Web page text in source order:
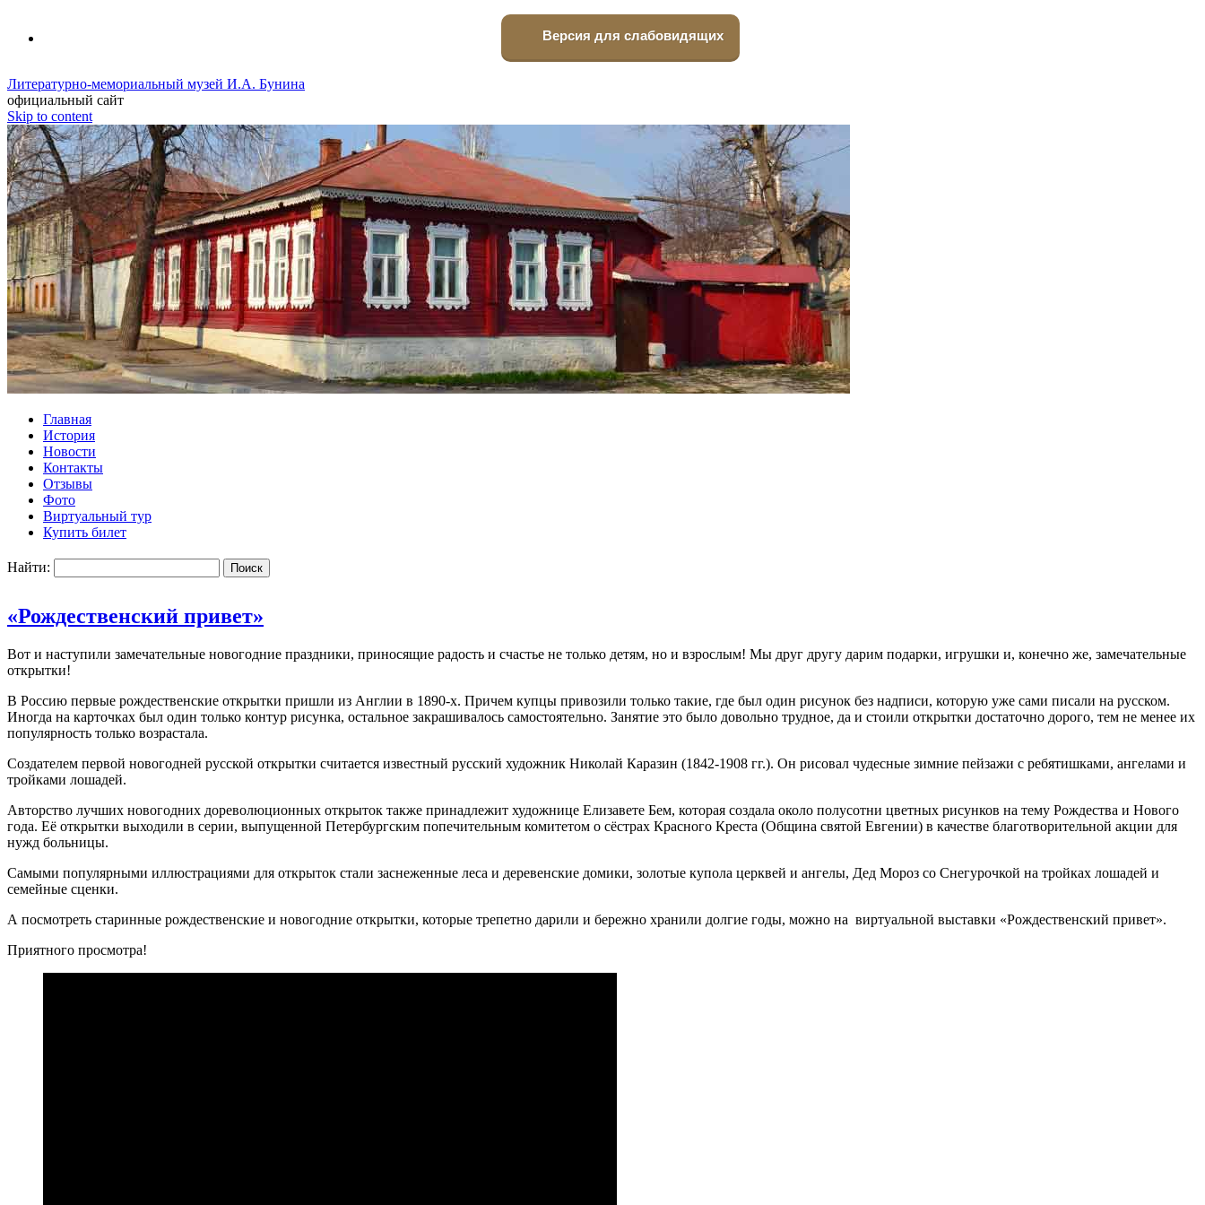
Версия для слабовидящих
Литературно-мемориальный музей И.А. Бунина
официальный сайт
Skip to content
Главная
История
Новости
Контакты
Отзывы
Фото
Виртуальный тур
Купить билет
Найти:
«Рождественский привет»
Вот и наступили замечательные новогодние праздники, приносящие радость и счастье не только детям, но и взрослым! Мы друг другу дарим подарки, игрушки и, конечно же, замечательные
открытки!
В Россию первые рождественские открытки пришли из Англии в 1890-х. Причем купцы привозили только такие, где был один рисунок без надписи, которую уже сами писали на русском.
Иногда на карточках был один только контур рисунка, остальное закрашивалось самостоятельно. Занятие это было довольно трудное, да и стоили открытки достаточно дорого, тем не менее их
популярность только возрастала.
Создателем первой новогодней русской открытки считается известный русский художник Николай Каразин (1842-1908 гг.). Он рисовал чудесные зимние пейзажи с ребятишками, ангелами и
тройками лошадей.
Авторство лучших новогодних дореволюционных открыток также принадлежит художнице Елизавете Бем, которая создала около полусотни цветных рисунков на тему Рождества и Нового
года. Её открытки выходили в серии, выпущенной Петербургским попечительным комитетом о сёстрах Красного Креста (Община святой Евгении) в качестве благотворительной акции для
нужд больницы.
Самыми популярными иллюстрациями для открыток стали заснеженные леса и деревенские домики, золотые купола церквей и ангелы, Дед Мороз со Снегурочкой на тройках лошадей и
семейные сценки.
А посмотреть старинные рождественские и новогодние открытки, которые трепетно дарили и бережно хранили долгие годы, можно на виртуальной выставки «Рождественский привет».
Приятного просмотра!